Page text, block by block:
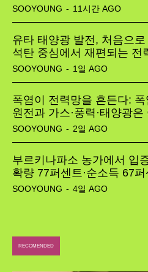
SOOYOUNG - 11시간 AGO
유타 태양광 발전, 처음으
석탄 중심에서 재편되는 전
SOOYOUNG - 1일 AGO
폭염이 전력망을 흔든다:
원전과 가스·풍력·태양광
SOOYOUNG - 2일 AGO
부르키나파소 농가에서 입
확량 77퍼센트·순소득 67
SOOYOUNG - 4일 AGO
RECOMENDED